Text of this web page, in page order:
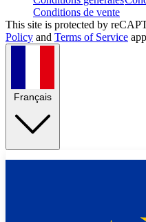
Conditions de vente
This site is protected by
Policy and Terms of Service
Français